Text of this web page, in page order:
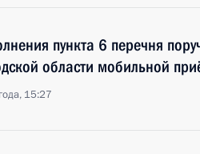
пункта 6 перечня
области мобильной
15:27